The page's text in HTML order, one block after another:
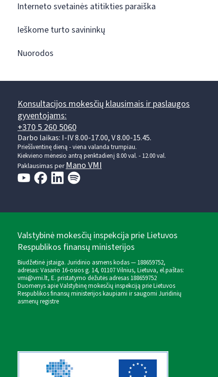
Interneto svetainės atitikties paraiška
Ieškome turto savininkų
Nuorodos
Konsultacijos mokesčių klausimais ir paslaugos
gyventojams:
+370 5 260 5060
Darbo laikas: I-IV 8.00-17.00, V 8.00-15.45.
Prieššventinę dieną - viena valanda trumpiau.
Kiekvieno mėnesio antrą penktadienį 8.00 val. - 12.00 val.
Paklausimas perMano VMI
Valstybinė mokesčių inspekcija prie Lietuvos
Respublikos finansų ministerijos
Biudžetinė įstaiga. Juridinio asmens kodas — 188659752,
adresas: Vasario 16-osios g. 14, 01107 Vilnius, Lietuva, el.paštas:
vmi@vmi.lt, E. pristatymo dėžutės adresas 188659752
Duomenys apie Valstybinę mokesčių inspekciją prie Lietuvos
Respublikos finansų ministerijos kaupiami ir saugomi Juridinių
asmenų registre